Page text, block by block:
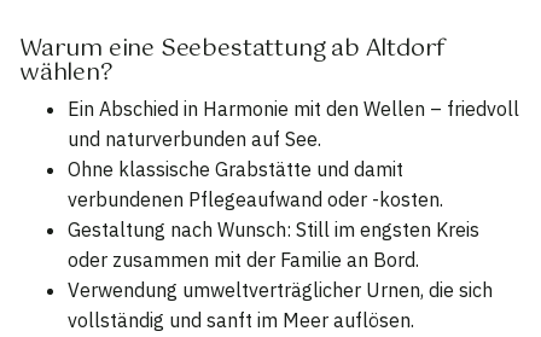
Warum eine Seebestattung ab Altdorf
wählen?
Ein Abschied in Harmonie mit den Wellen – friedvoll
und naturverbunden auf See.
Ohne klassische Grabstätte und damit
verbundenen Pflegeaufwand oder -kosten.
Gestaltung nach Wunsch: Still im engsten Kreis
oder zusammen mit der Familie an Bord.
Verwendung umweltverträglicher Urnen, die sich
vollständig und sanft im Meer auflösen.